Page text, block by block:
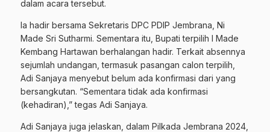
dalam acara tersebut.
Ia hadir bersama Sekretaris DPC PDIP Jembrana, Ni
Made Sri Sutharmi. Sementara itu, Bupati terpilih I Made
Kembang Hartawan berhalangan hadir. Terkait absennya
sejumlah undangan, termasuk pasangan calon terpilih,
Adi Sanjaya menyebut belum ada konfirmasi dari yang
bersangkutan. “Sementara tidak ada konfirmasi
(kehadiran),” tegas Adi Sanjaya.
Adi Sanjaya juga jelaskan, dalam Pilkada Jembrana 2024,